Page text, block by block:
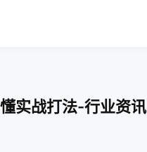
实战打法-行业资讯